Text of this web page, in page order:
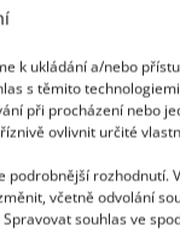
k ukládání a/nebo
s těmito
při procházení nebo
ovlivnit určité
podrobnější rozhodnutí.
včetně odvolání
souhlas ve
John